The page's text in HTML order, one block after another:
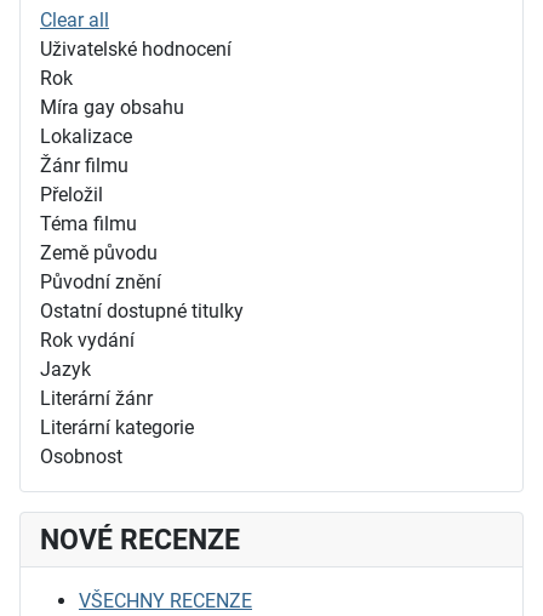
Clear all
Uživatelské hodnocení
Rok
Míra gay obsahu
Lokalizace
Žánr filmu
Přeložil
Téma filmu
Země původu
Původní znění
Ostatní dostupné titulky
Rok vydání
Jazyk
Literární žánr
Literární kategorie
Osobnost
NOVÉ RECENZE
VŠECHNY RECENZE